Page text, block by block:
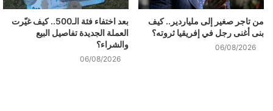
من تاجر صغير إلى ملياردير.. كيف
بنى أغنى رجل في إفريقيا ثروته؟
06/08/2026
بعد اختفاء فئة الـ500.. كيف غيّرت
العملة الجديدة تفاصيل البيع
والشراء؟
06/08/2026